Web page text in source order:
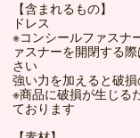
【含まれるもの】
ドレス
※コンシールファスナ
ァスナーを開閉する
さい
強い力を加えると破
※商品に破損が生じる
ております